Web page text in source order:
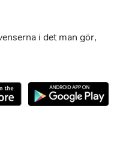
i det man gör,